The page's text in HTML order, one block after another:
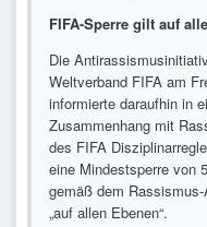
FIFA-Sperre gilt auf
Die
Weltverband FIFA am
informierte daraufhin in
Zusammenhang mit
des FIFA
eine Mindestsperre von
gemäß dem
„auf allen Ebenen“.